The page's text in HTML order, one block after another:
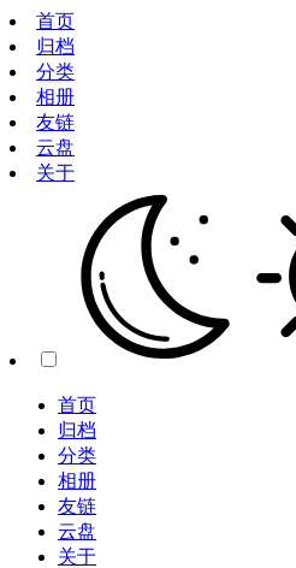
首页
归档
分类
相册
友链
云盘
关于
首页
归档
分类
相册
友链
云盘
关于